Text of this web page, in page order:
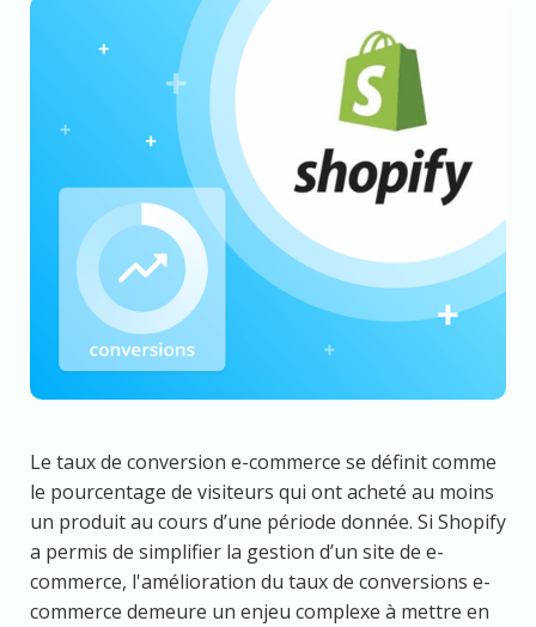
Le taux de conversion e-commerce se définit comme
le pourcentage de visiteurs qui ont acheté au moins
un produit au cours d’une période donnée. Si Shopify
a permis de simplifier la gestion d’un site de e-
commerce, l'amélioration du taux de conversions e-
commerce demeure un enjeu complexe à mettre en